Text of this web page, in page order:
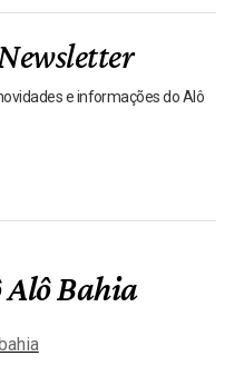
e informações do Alô
Alô Bahia